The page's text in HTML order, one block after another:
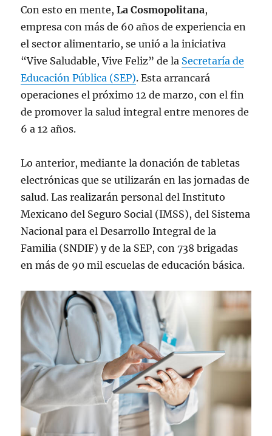
Con esto en mente,La Cosmopolitana,
empresa con más de 60 años de experiencia en
el sector alimentario, se unió a la iniciativa
“Vive Saludable, Vive Feliz” de la Secretaría de
Educación Pública (SEP). Esta arrancará
operaciones el próximo 12 de marzo, con el fin
de promover la salud integral entre menores de
6 a 12 años.
Lo anterior, mediante la donación de tabletas
electrónicas que se utilizarán en las jornadas de
salud. Las realizarán personal del Instituto
Mexicano del Seguro Social (IMSS), del Sistema
Nacional para el Desarrollo Integral de la
Familia (SNDIF) y de la SEP, con 738 brigadas
en más de 90 mil escuelas de educación básica.